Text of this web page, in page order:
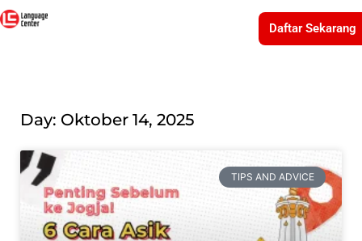
Daftar Sekarang
Day: Oktober 14, 2025
TIPS AND ADVICE